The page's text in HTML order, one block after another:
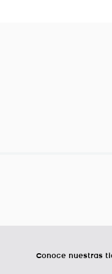
Conoce nuestras